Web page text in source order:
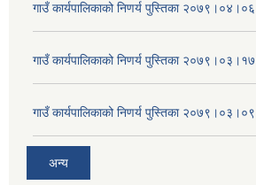
गाउँ कार्यपालिकाको निणर्य पुस्तिका २०७९।०४।०६
गाउँ कार्यपालिकाको निणर्य पुस्तिका २०७९।०३।१७
गाउँ कार्यपालिकाको निणर्य पुस्तिका २०७९।०३।०९
अन्य